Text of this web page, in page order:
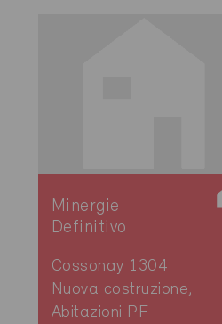
Minergie
Definitivo
Cossonay 1304
Nuova costruzione,
Abitazioni PF